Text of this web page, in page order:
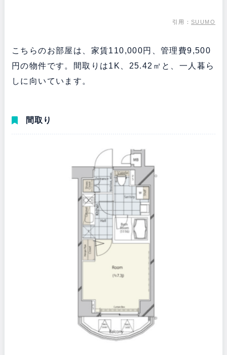
引用：SUUMO
こちらのお部屋は、家賃110,000円、管理費9,500
円の物件です。間取りは1K、25.42㎡と、一人暮ら
しに向いています。
間取り